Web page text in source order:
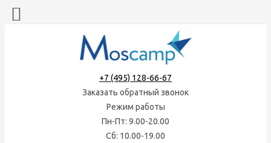
+7 (495) 128-66-67
Заказать обратный звонок
Режим работы
Пн-Пт: 9.00-20.00
Сб: 10.00-19.00